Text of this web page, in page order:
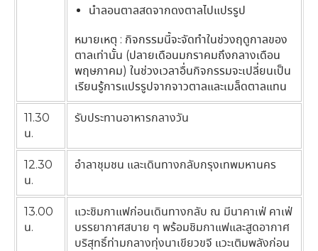
นำลอนตาลสดจากดงตาลไปแปรรูป
หมายเหตุ : กิจกรรมนี้จะจัดทำในช่วงฤดูกาลของ
ตาลเท่านั้น (ปลายเดือนมกราคมถึงกลางเดือน
พฤษภาคม) ในช่วงเวลาอื่นกิจกรรมจะเปลี่ยนเป็น
เรียนรู้การแปรรูปจากจาวตาลและเมล็ดตาลแทน
11.30
น.
รับประทานอาหารกลางวัน
12.30
น.
อำลาชุมชน และเดินทางกลับกรุงเทพมหานคร
13.00
น.
แวะชิมกาแฟก่อนเดินทางกลับ ณ มีนาคาเฟ่ คาเฟ่
บรรยากาศสบาย ๆ พร้อมชิมกาแฟและสูดอากาศ
บริสุทธิ์ท่ามกลางทุ่งนาเขียวขจี แวะเติมพลังก่อน